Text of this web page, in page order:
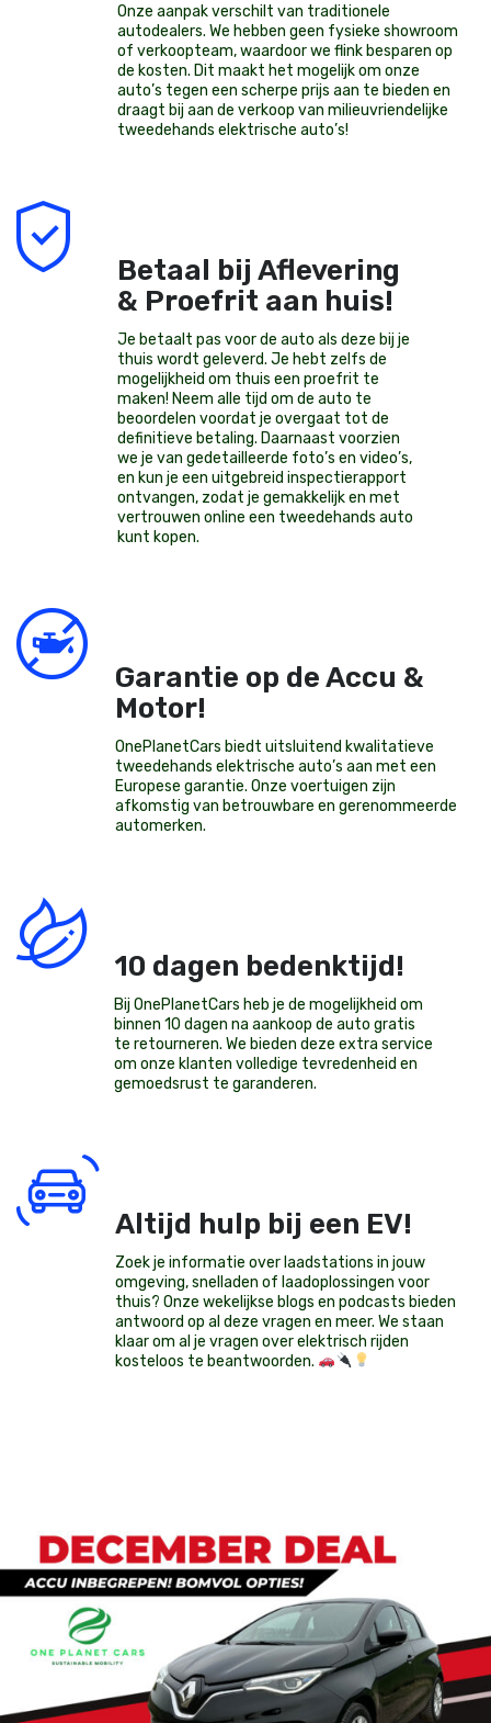
Onze aanpak verschilt van traditionele
autodealers. We hebben geen fysieke showroom
of verkoopteam, waardoor we flink besparen op
de kosten. Dit maakt het mogelijk om onze
auto’s tegen een scherpe prijs aan te bieden en
draagt bij aan de verkoop van milieuvriendelijke
tweedehands elektrische auto’s!
Betaal bij Aflevering
& Proefrit aan huis!
Je betaalt pas voor de auto als deze bij je
thuis wordt geleverd. Je hebt zelfs de
mogelijkheid om thuis een proefrit te
maken! Neem alle tijd om de auto te
beoordelen voordat je overgaat tot de
definitieve betaling. Daarnaast voorzien
we je van gedetailleerde foto’s en video’s,
en kun je een uitgebreid inspectierapport
ontvangen, zodat je gemakkelijk en met
vertrouwen online een tweedehands auto
kunt kopen.
Garantie op de Accu &
Motor!
OnePlanetCars biedt uitsluitend kwalitatieve
tweedehands elektrische auto’s aan met een
Europese garantie. Onze voertuigen zijn
afkomstig van betrouwbare en gerenommeerde
automerken.
10 dagen bedenktijd!
Bij OnePlanetCars heb je de mogelijkheid om
binnen 10 dagen na aankoop de auto gratis
te retourneren. We bieden deze extra service
om onze klanten volledige tevredenheid en
gemoedsrust te garanderen.
Altijd hulp bij een EV!
Zoek je informatie over laadstations in jouw
omgeving, snelladen of laadoplossingen voor
thuis? Onze wekelijkse blogs en podcasts bieden
antwoord op al deze vragen en meer. We staan
klaar om al je vragen over elektrisch rijden
kosteloos te beantwoorden.